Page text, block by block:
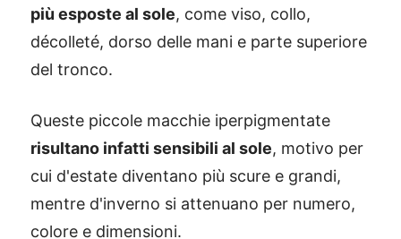
più esposte al sole, come viso, collo,
décolleté, dorso delle mani e parte superiore
del tronco.
Queste piccole macchie iperpigmentate
risultano infatti sensibili al sole, motivo per
cui d'estate diventano più scure e grandi,
mentre d'inverno si attenuano per numero,
colore e dimensioni.